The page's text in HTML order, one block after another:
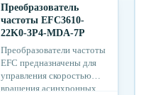
микроклимата:
температуру, влажность,
концентрацию CO2,
регулировать освещение и
работу жалюзи.
Преобразователь
частоты EFC3610-
22K0-3P4-MDA-7P
Преобразователи частоты
EFC предназначены для
управления скоростью
вращения асинхронных